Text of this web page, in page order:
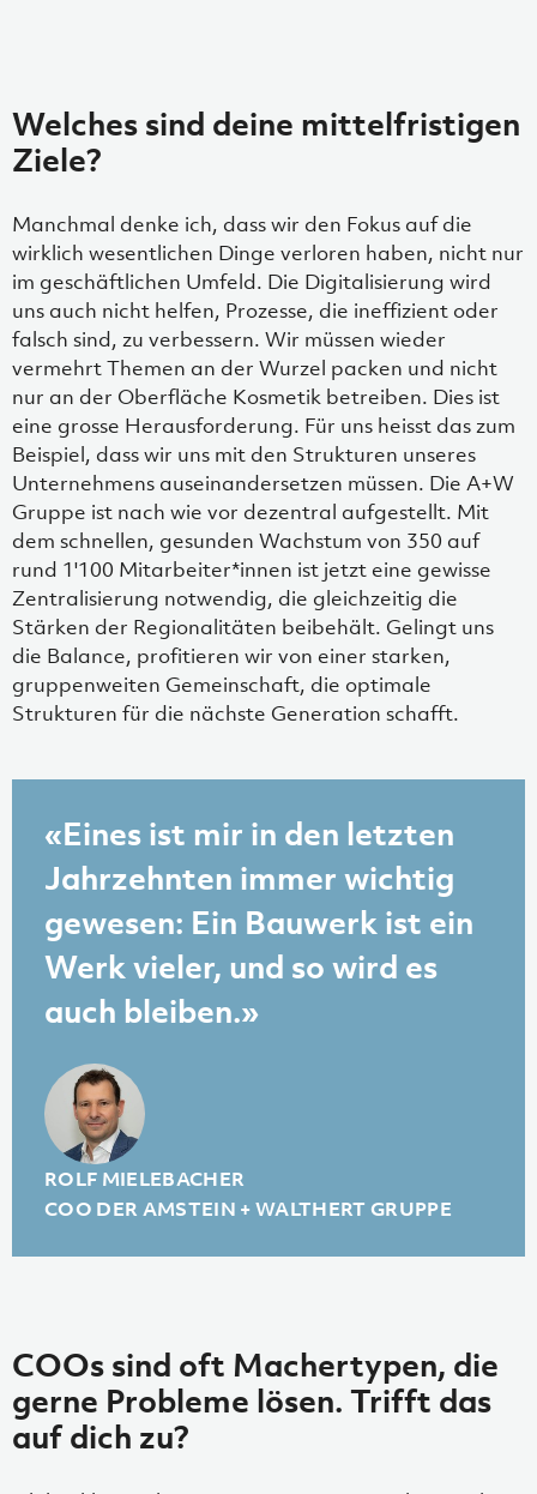
Welches sind deine mittelfristigen
Ziele?
Manchmal denke ich, dass wir den Fokus auf die
wirklich wesentlichen Dinge verloren haben, nicht nur
im geschäftlichen Umfeld. Die Digitalisierung wird
uns auch nicht helfen, Prozesse, die ineffizient oder
falsch sind, zu verbessern. Wir müssen wieder
vermehrt Themen an der Wurzel packen und nicht
nur an der Oberfläche Kosmetik betreiben. Dies ist
eine grosse Herausforderung. Für uns heisst das zum
Beispiel, dass wir uns mit den Strukturen unseres
Unternehmens auseinandersetzen müssen. Die A+W
Gruppe ist nach wie vor dezentral aufgestellt. Mit
dem schnellen, gesunden Wachstum von 350 auf
rund 1'100 Mitarbeiter*innen ist jetzt eine gewisse
Zentralisierung notwendig, die gleichzeitig die
Stärken der Regionalitäten beibehält. Gelingt uns
die Balance, profitieren wir von einer starken,
gruppenweiten Gemeinschaft, die optimale
Strukturen für die nächste Generation schafft.
«Eines ist mir in den letzten
Jahrzehnten immer wichtig
gewesen: Ein Bauwerk ist ein
Werk vieler, und so wird es
auch bleiben.»
ROLF MIELEBACHER
COO DER AMSTEIN + WALTHERT GRUPPE
COOs sind oft Machertypen, die
gerne Probleme lösen. Trifft das
auf dich zu?